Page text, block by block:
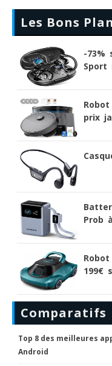
Les Bons
-73%
Sport
prix
Prob
199€
Comparatifs
Top 8 des meilleures
Android